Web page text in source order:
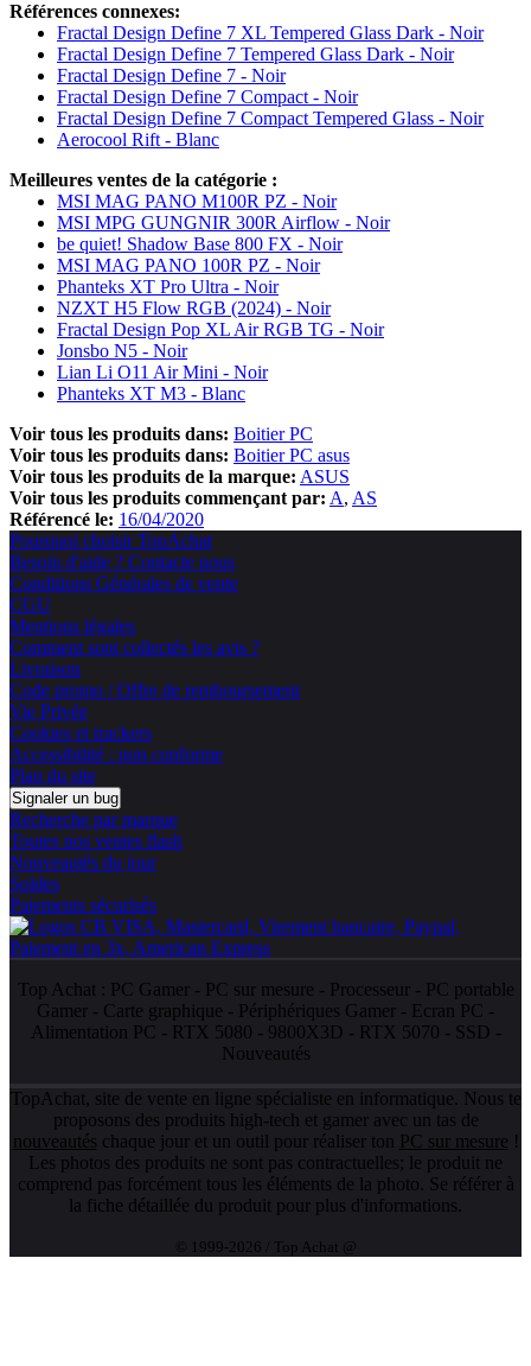
Références connexes:
Fractal Design Define 7 XL Tempered Glass Dark - Noir
Fractal Design Define 7 Tempered Glass Dark - Noir
Fractal Design Define 7 - Noir
Fractal Design Define 7 Compact - Noir
Fractal Design Define 7 Compact Tempered Glass - Noir
Aerocool Rift - Blanc
Meilleures ventes de la catégorie :
MSI MAG PANO M100R PZ - Noir
MSI MPG GUNGNIR 300R Airflow - Noir
be quiet! Shadow Base 800 FX - Noir
MSI MAG PANO 100R PZ - Noir
Phanteks XT Pro Ultra - Noir
NZXT H5 Flow RGB (2024) - Noir
Fractal Design Pop XL Air RGB TG - Noir
Jonsbo N5 - Noir
Lian Li O11 Air Mini - Noir
Phanteks XT M3 - Blanc
Voir tous les produits dans: Boitier PC
Voir tous les produits dans: Boitier PC asus
Voir tous les produits de la marque: ASUS
Voir tous les produits commençant par: A AS
Référencé le: 16/04/2020
Pourquoi choisir TopAchat
Besoin d'aide ? Contacte nous
Conditions Générales de vente
CGU
Mentions légales
Comment sont collectés les avis ?
Livraison
Code promo / Offre de remboursement
Vie Privée
Cookies et trackers
Accessibilité : non conforme
Plan du site
Signaler un bug
Recherche par marque
Toutes nos ventes flash
Nouveautés du jour
Soldes
Paiements sécurisés
Top Achat : PC Gamer- PC sur mesure - Processeur- PC portable
Gamer - Carte graphique - Périphériques Gamer - Ecran PC -
Alimentation PC - RTX 5080 - 9800X3D - RTX 5070 - SSD -
Nouveautés
TopAchat, site de vente en ligne spécialiste en informatique. Nous te
proposons des produits high-tech et gamer avec un tas de
nouveautés chaque jour et un outil pour réaliser ton PC sur mesure !
Les photos des produits ne sont pas contractuelles; le produit ne
comprend pas forcément tous les éléments de la photo. Se référer à
la fiche détaillée du produit pour plus d'informations.
© 1999-2026 / Top Achat @